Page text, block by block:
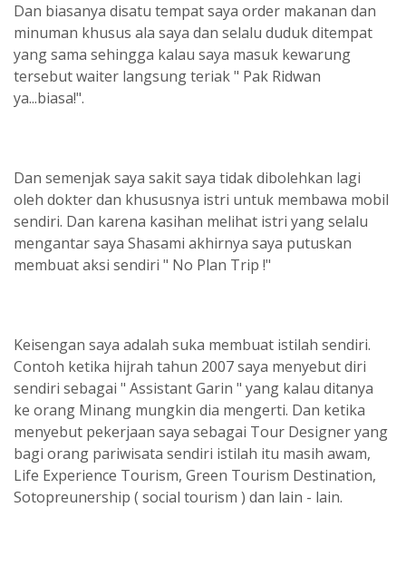
Dan biasanya disatu tempat saya order makanan dan
minuman khusus ala saya dan selalu duduk ditempat
yang sama sehingga kalau saya masuk kewarung
tersebut waiter langsung teriak " Pak Ridwan
ya...biasa!".
Dan semenjak saya sakit saya tidak dibolehkan lagi
oleh dokter dan khususnya istri untuk membawa mobil
sendiri. Dan karena kasihan melihat istri yang selalu
mengantar saya Shasami akhirnya saya putuskan
membuat aksi sendiri " No Plan Trip !"
Keisengan saya adalah suka membuat istilah sendiri.
Contoh ketika hijrah tahun 2007 saya menyebut diri
sendiri sebagai " Assistant Garin " yang kalau ditanya
ke orang Minang mungkin dia mengerti. Dan ketika
menyebut pekerjaan saya sebagai Tour Designer yang
bagi orang pariwisata sendiri istilah itu masih awam,
Life Experience Tourism, Green Tourism Destination,
Sotopreunership ( social tourism ) dan lain - lain.